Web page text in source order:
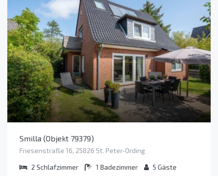
Smilla (Objekt 79379)
Friesenstraße 16, 25826 St. Peter-Ording
2 Schlafzimmer 1 Badezimmer 5 Gäste